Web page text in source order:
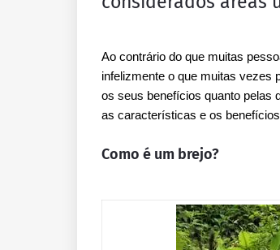
Ao contrário do que muitas
infelizmente o que muitas vezes
os seus benefícios quanto pelas
as características e os
Como é um brejo?